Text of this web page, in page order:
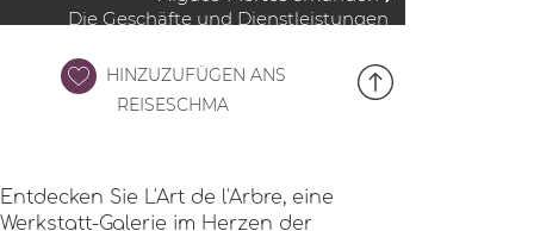
Die Geschäfte und Dienstleistungen
HINZUZUFÜGEN ANS
REISESCHMA
Entdecken Sie L'Art de l'Arbre, eine
Werkstatt-Galerie im Herzen der